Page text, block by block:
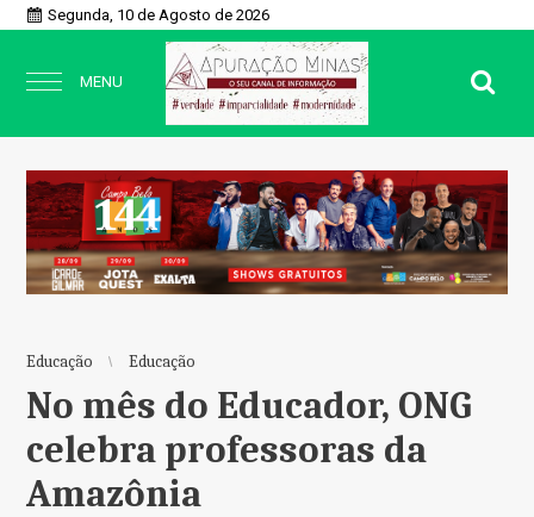
Segunda, 10 de Agosto de 2026
MENU
Educação Educação
No mês do Educador, ONG
celebra professoras da
Amazônia